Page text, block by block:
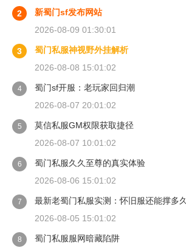
2
新蜀门sf发布网站
2026-08-09 01:30:01
3
蜀门私服神视野外挂解析
2026-08-08 15:01:02
4
蜀门sf开服：老玩家回归潮
2026-08-07 20:01:02
5
莫信私服GM权限获取捷径
2026-08-07 10:01:02
6
蜀门私服久久至尊的真实体验
2026-08-06 15:01:02
7
最新老蜀门私服实测：怀旧服还能撑多久
2026-08-05 15:01:02
8 蜀门私服服网暗藏陷阱